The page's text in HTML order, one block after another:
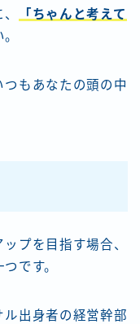
「ちゃんと考えて
もあなたの頭の中
プを目指す場合、
です。
出身者の経営幹部